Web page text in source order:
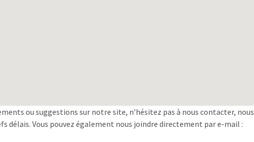
ou suggestions sur notre site, n’hésitez pas à nous contacter, nous
délais. Vous pouvez également nous joindre directement par e-mail :